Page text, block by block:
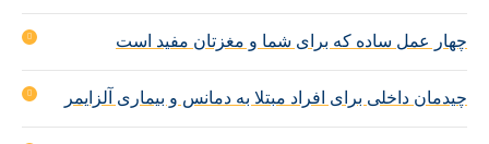
چهار عمل ساده که برای شما و مغزتان مفید است
چیدمان داخلی برای افراد مبتلا به دمانس و بیماری آلزایمر